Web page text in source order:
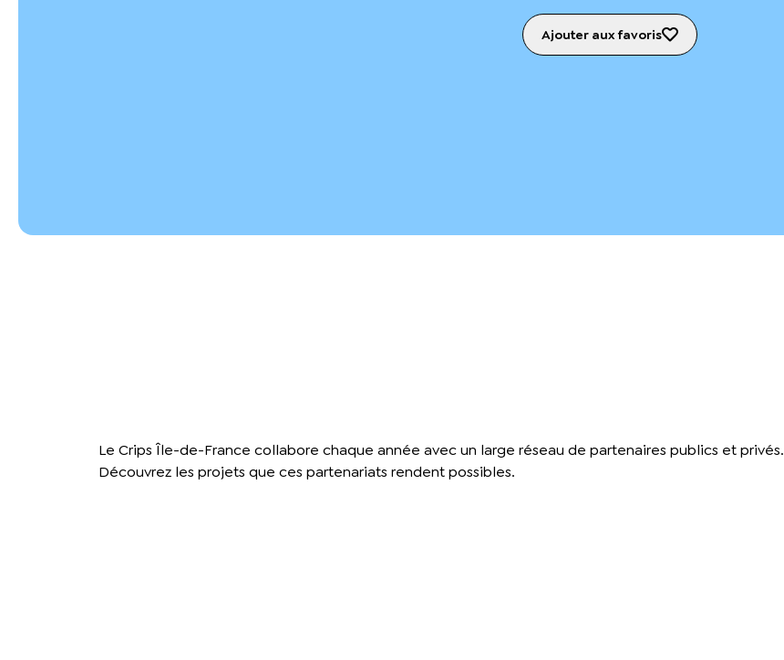
Ajouter aux favoris
Le Crips Île-de-France collabore chaque année avec un large réseau de partenaires publics et privés.
Découvrez les projets que ces partenariats rendent possibles.